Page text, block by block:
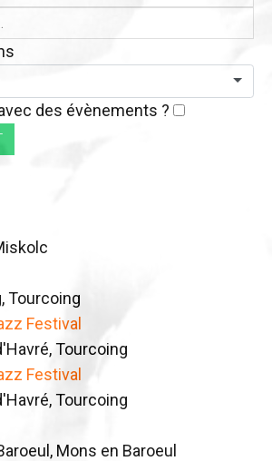
des évènements ?
Tourcoing
Festival
Tourcoing
Festival
Tourcoing
Mons en Baroeul